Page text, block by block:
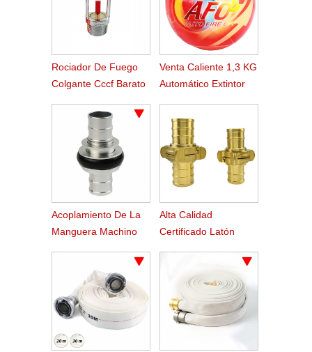
Rociador De Fuego
Colgante Cccf Barato
Venta Caliente 1,3 KG
Automático Extintor
Acoplamiento De La
Manguera Machino
Alta Calidad
Certificado Latón
Manguera De Fuego
De Nakajima